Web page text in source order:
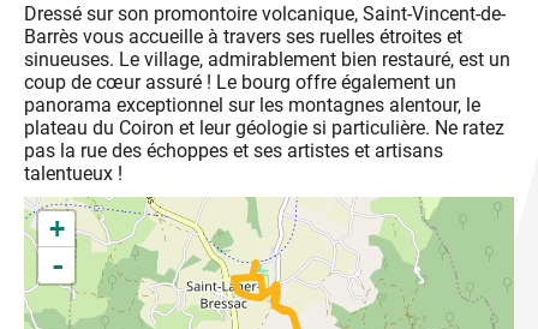
Dressé sur son promontoire volcanique, Saint-Vincent-de-
Barrès vous accueille à travers ses ruelles étroites et
sinueuses. Le village, admirablement bien restauré, est un
coup de cœur assuré ! Le bourg offre également un
panorama exceptionnel sur les montagnes alentour, le
plateau du Coiron et leur géologie si particulière. Ne ratez
pas la rue des échoppes et ses artistes et artisans
talentueux !
+
-